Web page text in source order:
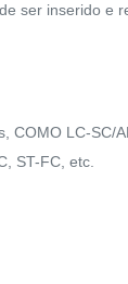
ser inserido e
COMO LC-SC/
ST-FC, etc.